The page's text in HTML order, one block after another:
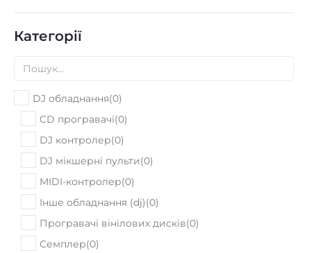
Категорії
DJ обладнання(0)
CD програвачі(0)
DJ контролер(0)
DJ мікшерні пульти(0)
MIDI-контролер(0)
Інше обладнання (dj)(0)
Програвачі вінілових дисків(0)
Семплер(0)